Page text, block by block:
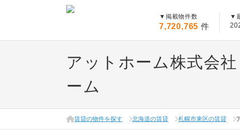
▼ 掲載物件数
7,720,765 件
▼
アットホーム株式会
ーム
賃貸の物件を探す 北海道の賃貸 札幌市東区の賃貸